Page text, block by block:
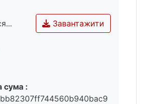
розвитку етнічної
преса болгарської
національної
політика, контент,
аспекти,
ЗМІ, історія журналістики.
Завантажити
сума :